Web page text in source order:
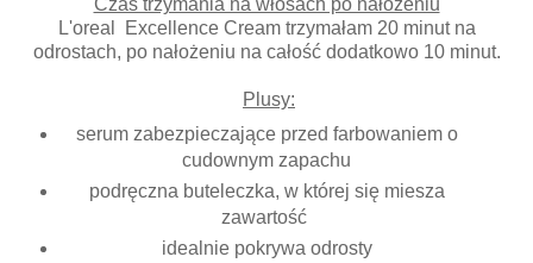
L'oreal Excellence Cream trzymałam 20 minut na
odrostach, po nałożeniu na całość dodatkowo 10 minut.
Plusy:
serum zabezpieczające przed farbowaniem o
cudownym zapachu
podręczna buteleczka, w której się miesza
zawartość
idealnie pokrywa odrosty